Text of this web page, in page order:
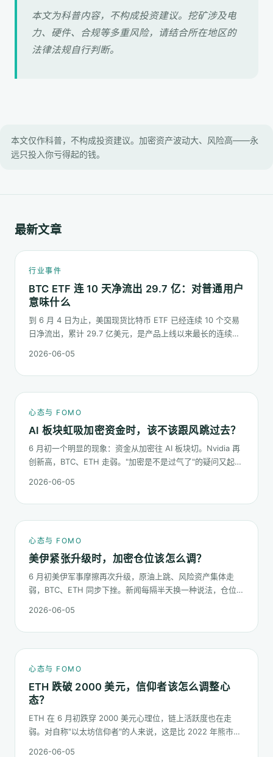
本文为科普内容，不构成投资建议。挖矿涉及电
力、硬件、合规等多重风险，请结合所在地区的
法律法规自行判断。
本文仅作科普，不构成投资建议。加密资产波动大、风险高——永
远只投入你亏得起的钱。
最新文章
行业事件
BTC ETF 连 10 天净流出 29.7 亿：对普通用户
意味什么
到 6 月 4 日为止，美国现货比特币 ETF 已经连续 10 个交易
日净流出，累计 29.7 亿美元，是产品上线以来最长的连续流
2026-06-05
心态与 FOMO
AI 板块虹吸加密资金时，该不该跟风跳过去？
6 月初一个明显的现象：资金从加密往 AI 板块切。Nvidia 再
创新高，BTC、ETH 走弱。"加密是不是过气了"的疑问又起来
2026-06-05
心态与 FOMO
美伊紧张升级时，加密仓位该怎么调？
6 月初美伊军事摩擦再次升级，原油上跳、风险资产集体走
弱，BTC、ETH 同步下挫。新闻每隔半天换一种说法，仓位却
2026-06-05
心态与 FOMO
ETH 跌破 2000 美元，信仰者该怎么调整心
态？
ETH 在 6 月初跌穿 2000 美元心理位，链上活跃度也在走
弱。对自称"以太坊信仰者"的人来说，这是比 2022 年熊市更
2026-06-05